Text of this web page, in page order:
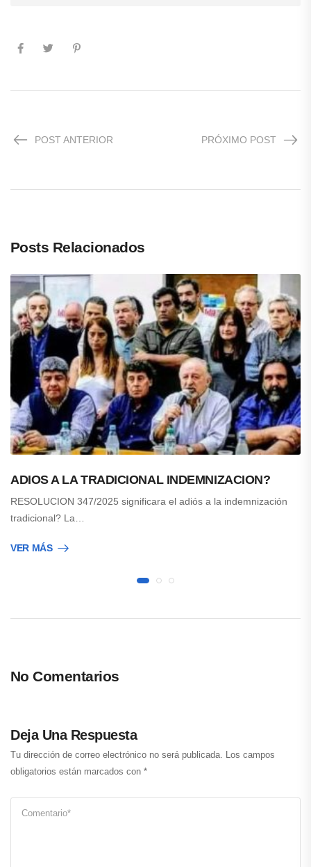
POST ANTERIOR PRÓXIMO POST
Posts Relacionados
ADIOS A LA TRADICIONAL INDEMNIZACION?
RESOLUCION 347/2025 significara el adiós a la indemnización
tradicional? La…
VER MÁS
No Comentarios
Deja Una Respuesta
Tu dirección de correo electrónico no será publicada. Los campos
obligatorios están marcados con *